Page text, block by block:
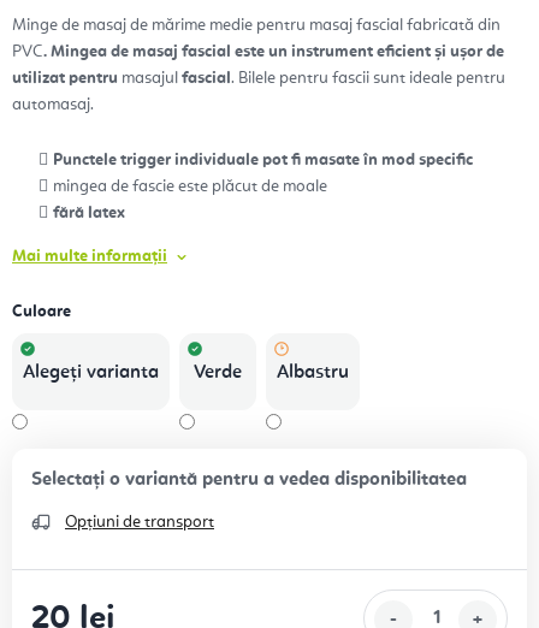
Minge de masaj de mărime medie pentru masaj fascial fabricată din
PVC. Mingea de masaj fascial este un instrument eficient și ușor de
utilizat pentru masajul fascial . Bilele pentru fascii sunt ideale pentru
automasaj.
Punctele trigger individuale pot fi masate în mod specific
mingea de fascie este plăcut de moale
fără latex
Mai multe informații
Culoare
Alegeţi varianta Verde Albastru
Opțiuni de transport
20 lei